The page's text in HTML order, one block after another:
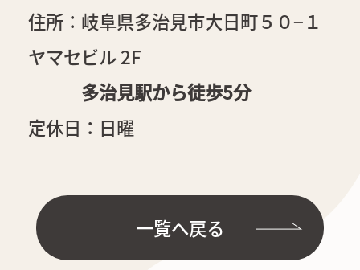
住所：岐阜県多治見市大日町５０−１
ヤマセビル 2F
多治見駅から徒歩5分
定休日：日曜
一覧へ戻る